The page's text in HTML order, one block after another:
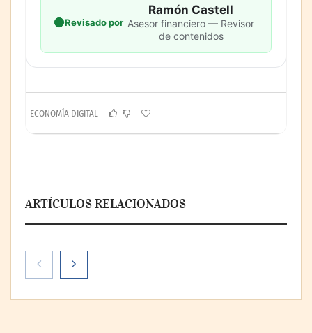
Revisado por
Ramón Castell
Asesor financiero — Revisor
de contenidos
ECONOMÍA DIGITAL
ARTÍCULOS RELACIONADOS